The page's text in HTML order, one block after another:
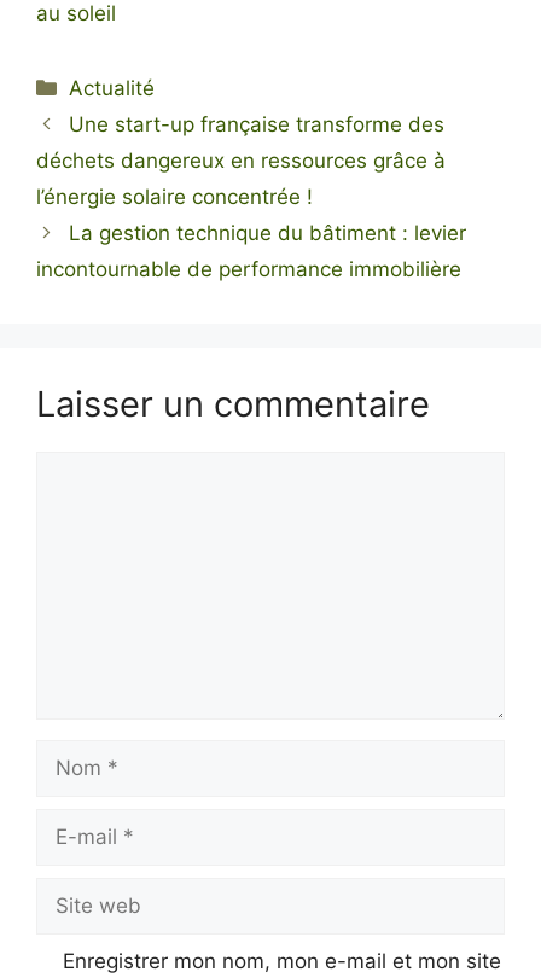
au soleil
Catégories
Actualité
Une start-up française transforme des
déchets dangereux en ressources grâce à
l’énergie solaire concentrée !
La gestion technique du bâtiment : levier
incontournable de performance immobilière
Laisser un commentaire
Nom
Site
web
Enregistrer mon nom, mon e-mail et mon site